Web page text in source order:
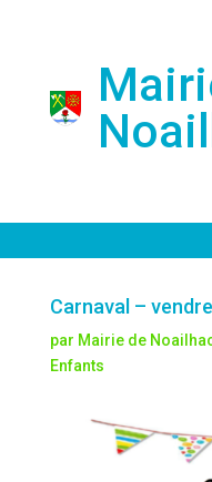
Carnaval –
par Mairie de
Enfants